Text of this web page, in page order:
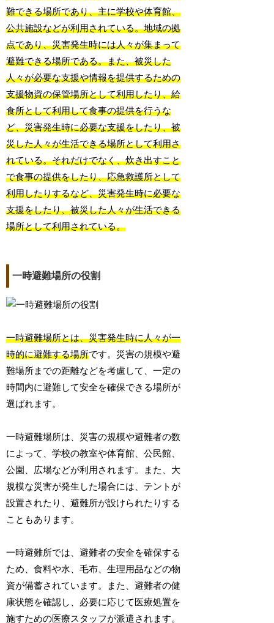
難できる場所であり、主に学校や体育館、
公共施設などが利用されている。地域の拠
点であり、災害発生時には人々が集まって
避難できる場所である。また、被災した
人々が必要な支援や情報を提供するための
支援物資の保管場所として利用したり、給
食所として利用して食事の提供を行うな
ど、災害発生時に必要な支援をしたり、被
災した人々が生活できる場所として利用さ
れている。それだけでなく、炊き出すこと
で食事の提供をしたり、応急救護所として
利用したりするなど、災害発生時に必要な
支援をしたり、被災した人々が生活できる
場所として利用されている。
一時避難場所の役割
一時避難場所とは、災害発生時に人々が一
時的に避難する場所です。災害の規模や避
難場所までの距離などを考慮して、一定の
時間内に避難して安全を確保できる場所が
選ばれます。
一時避難場所は、災害の規模や避難者の数
によって、学校の教室や体育館、公民館、
公園、広場などが利用されます。また、大
規模な災害が発生した場合には、テントが
設置されたり、避難所が設けられたりする
こともあります。
一時避難所では、避難者の安全を確保する
ため、食料や水、毛布、生理用品などの物
資が備蓄されています。また、避難者の健
康状態を確認し、必要に応じて医療処置を
施すための医療スタッフが派遣されます。